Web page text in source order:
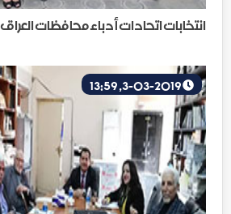
انتخابات اتحادات أدباء محافظات العراق 2019